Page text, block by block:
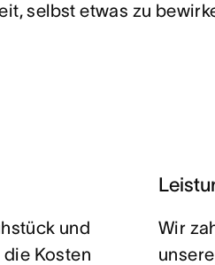
selbst etwas zu
und
Kosten
Wir